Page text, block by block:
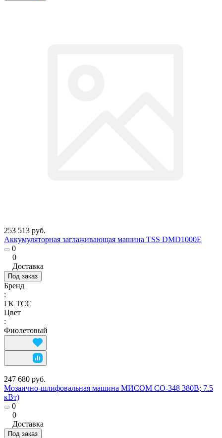
253 513 руб.
Аккумуляторная заглаживающая машина TSS DMD1000E
0
0
Доставка
Под заказ
Бренд
:
ГК ТСС
Цвет
:
Фиолетовый
247 680 руб.
Мозаично-шлифовальная машина МИСОМ СО-348 380В; 7.5
кВт)
0
0
Доставка
Под заказ